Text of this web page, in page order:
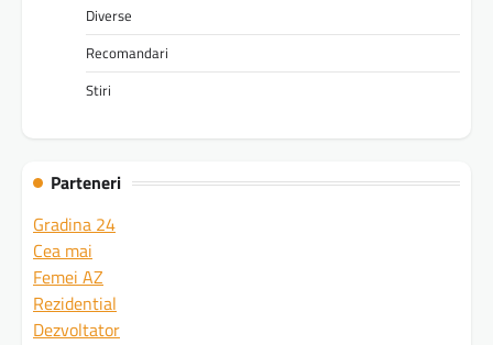
Diverse
Recomandari
Stiri
Parteneri
Gradina 24
Cea mai
Femei AZ
Rezidential
Dezvoltator